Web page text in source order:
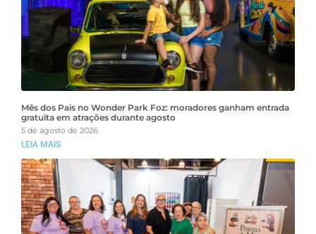
Mês dos Pais no Wonder Park Foz: moradores ganham entrada
gratuita em atrações durante agosto
5 de agosto de 2026
LEIA MAIS